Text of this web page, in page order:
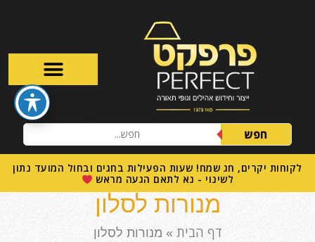
חפש
לקוחות יקרים, חג שמח! שעות הפעילות בחגים ובחול המועד נתון
לשינוי - נא לתאם הגעה מראש
מנורות לסלון
דף הבית » מנורות לסלון